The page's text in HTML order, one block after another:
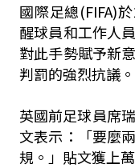
國際足總(FIFA)
醒球員和工作人
對此手勢賦予新
判罰的強烈抗議。
英國前足球員席
文表示：「要麼
規。」貼文獲上